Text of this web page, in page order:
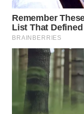
PURWAKARTA
WN
TIMUR
WN
SEMARANG